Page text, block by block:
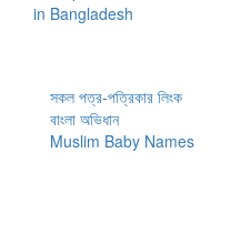
in Bangladesh
সকল পত্র-পত্রিকার লিংক
বাংলা অভিধান
Muslim Baby Names